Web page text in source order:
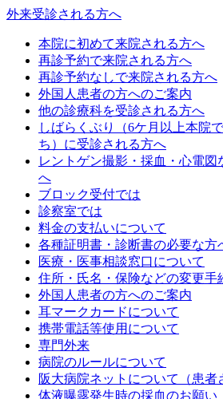
外来受診される方へ
本院に初めて来院される方へ
再診予約で来院される方へ
再診予約なしで来院される方へ
外国人患者の方へのご案内
他の診療科を受診される方へ
しばらくぶり（6ケ月以上本院
ち）に受診される方へ
レントゲン撮影・採血・心電
へ
ブロック受付では
診察室では
料金の支払いについて
各種証明書・診断書の必要な方
医療・医事相談窓口について
住所・氏名・保険などの変更手
外国人患者の方へのご案内
耳マークカードについて
携帯電話等使用について
専門外来
病院のルールについて
阪大病院ネットについて（患者
体液曝露発生時の採血のお願い